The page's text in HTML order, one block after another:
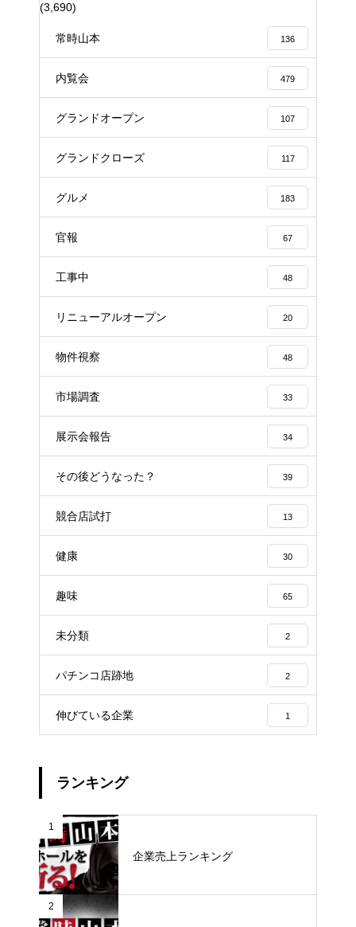
(3,690)
常時山本 136
内覧会 479
グランドオープン 107
グランドクローズ 117
グルメ 183
官報 67
工事中 48
リニューアルオープン 20
物件視察 48
市場調査 33
展示会報告 34
その後どうなった？ 39
競合店試打 13
健康 30
趣味 65
未分類 2
パチンコ店跡地 2
伸びている企業 1
ランキング
1
企業売上ランキング
2